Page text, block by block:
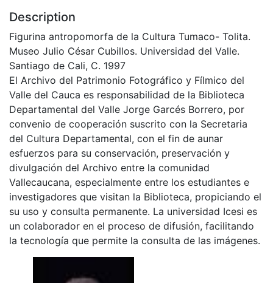
Description
Figurina antropomorfa de la Cultura Tumaco- Tolita.
Museo Julio César Cubillos. Universidad del Valle.
Santiago de Cali, C. 1997
El Archivo del Patrimonio Fotográfico y Fílmico del
Valle del Cauca es responsabilidad de la Biblioteca
Departamental del Valle Jorge Garcés Borrero, por
convenio de cooperación suscrito con la Secretaria
del Cultura Departamental, con el fin de aunar
esfuerzos para su conservación, preservación y
divulgación del Archivo entre la comunidad
Vallecaucana, especialmente entre los estudiantes e
investigadores que visitan la Biblioteca, propiciando el
su uso y consulta permanente. La universidad Icesi es
un colaborador en el proceso de difusión, facilitando
la tecnología que permite la consulta de las imágenes.